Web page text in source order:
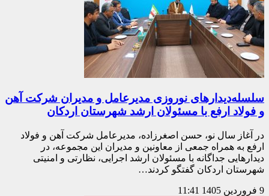
سلسله‌دیدارهای نوروزی مدیرعامل و مدیران شرکت آهن
و فولاد ارفع با مسئولان ارشد شهرستان اردکان
در آغاز سال نو، حسن اصغرزاده، مدیرعامل شرکت آهن و فولاد
ارفع به همراه جمعی از معاونین و مدیران این مجموعه، در
دیدارهایی جداگانه با مسئولان ارشد اجرایی، نظارتی و امنیتی
شهرستان اردکان گفتگو کردند…
9 فروردین 1405 11:41